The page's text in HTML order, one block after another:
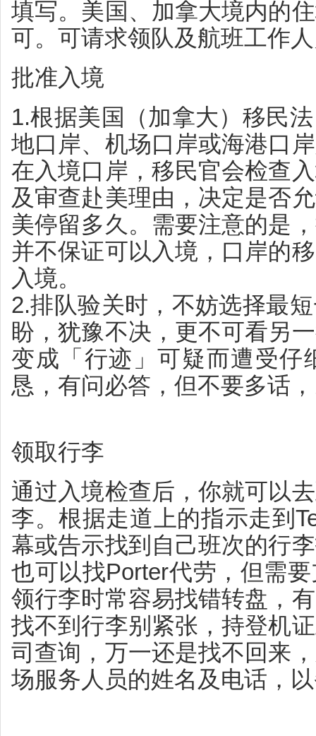
填写。美国、加拿大境内的
可。可请求领队及航班工作
批准入境
1.根据美国（加拿大）移民
地口岸、机场口岸或海港口
在入境口岸，移民官会检查
及审查赴美理由，决定是否
美停留多久。需要注意的是
并不保证可以入境，口岸的
入境。
2.排队验关时，不妨选择最
盼，犹豫不决，更不可看另
变成「行迹」可疑而遭受仔
恳，有问必答，但不要多话
领取行李
通过入境检查后，你就可以
李。根据走道上的指示走到
幕或告示找到自己班次的行
也可以找Porter代劳，但需
领行李时常容易找错转盘，
找不到行李别紧张，持登机
司查询，万一还是找不回来
场服务人员的姓名及电话，